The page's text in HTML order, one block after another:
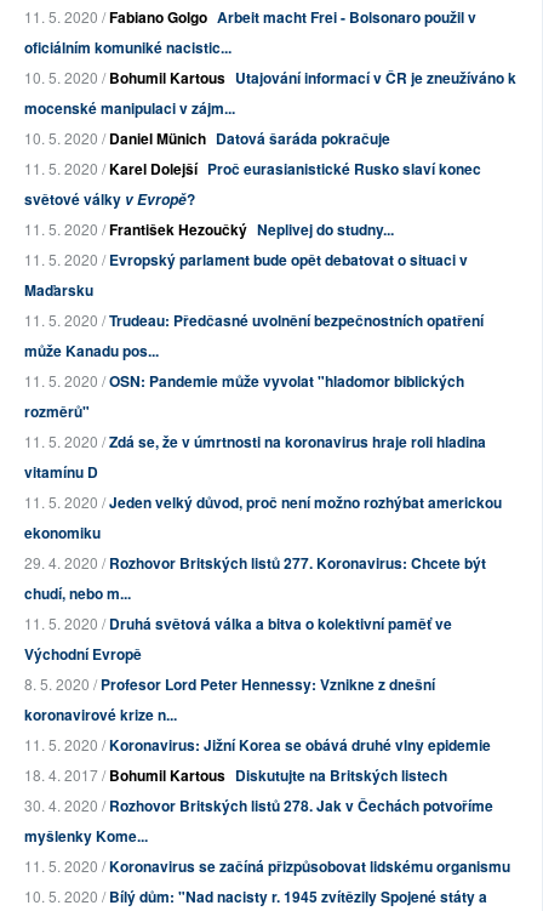
11. 5. 2020 /Fabiano Golgo Arbeit macht Frei - Bolsonaro použil v
oficiálním komuniké nacistic...
10. 5. 2020 /Bohumil Kartous Utajování informací v ČR je zneužíváno k
mocenské manipulaci v zájm...
10. 5. 2020 /Daniel Münich Datová šaráda pokračuje
11. 5. 2020 /Karel Dolejší Proč eurasianistické Rusko slaví konec
světové války v Evropě?
11. 5. 2020 /František Hezoučký Neplivej do studny...
11. 5. 2020 /Evropský parlament bude opět debatovat o situaci v
Maďarsku
11. 5. 2020 /Trudeau: Předčasné uvolnění bezpečnostních opatření
může Kanadu pos...
11. 5. 2020 /OSN: Pandemie může vyvolat "hladomor biblických
rozměrů"
11. 5. 2020 /Zdá se, že v úmrtnosti na koronavirus hraje roli hladina
vitamínu D
11. 5. 2020 /Jeden velký důvod, proč není možno rozhýbat americkou
ekonomiku
29. 4. 2020 /Rozhovor Britských listů 277. Koronavirus: Chcete být
chudí, nebo m...
11. 5. 2020 /Druhá světová válka a bitva o kolektivní paměť ve
Východní Evropě
8. 5. 2020 /Profesor Lord Peter Hennessy: Vznikne z dnešní
koronavirové krize n...
11. 5. 2020 /Koronavirus: Jižní Korea se obává druhé vlny epidemie
18. 4. 2017 /Bohumil Kartous Diskutujte na Britských listech
30. 4. 2020 /Rozhovor Britských listů 278. Jak v Čechách potvoříme
myšlenky Kome...
11. 5. 2020 /Koronavirus se začíná přizpůsobovat lidskému organismu
10. 5. 2020 /Bílý dům: "Nad nacisty r. 1945 zvítězily Spojené státy a